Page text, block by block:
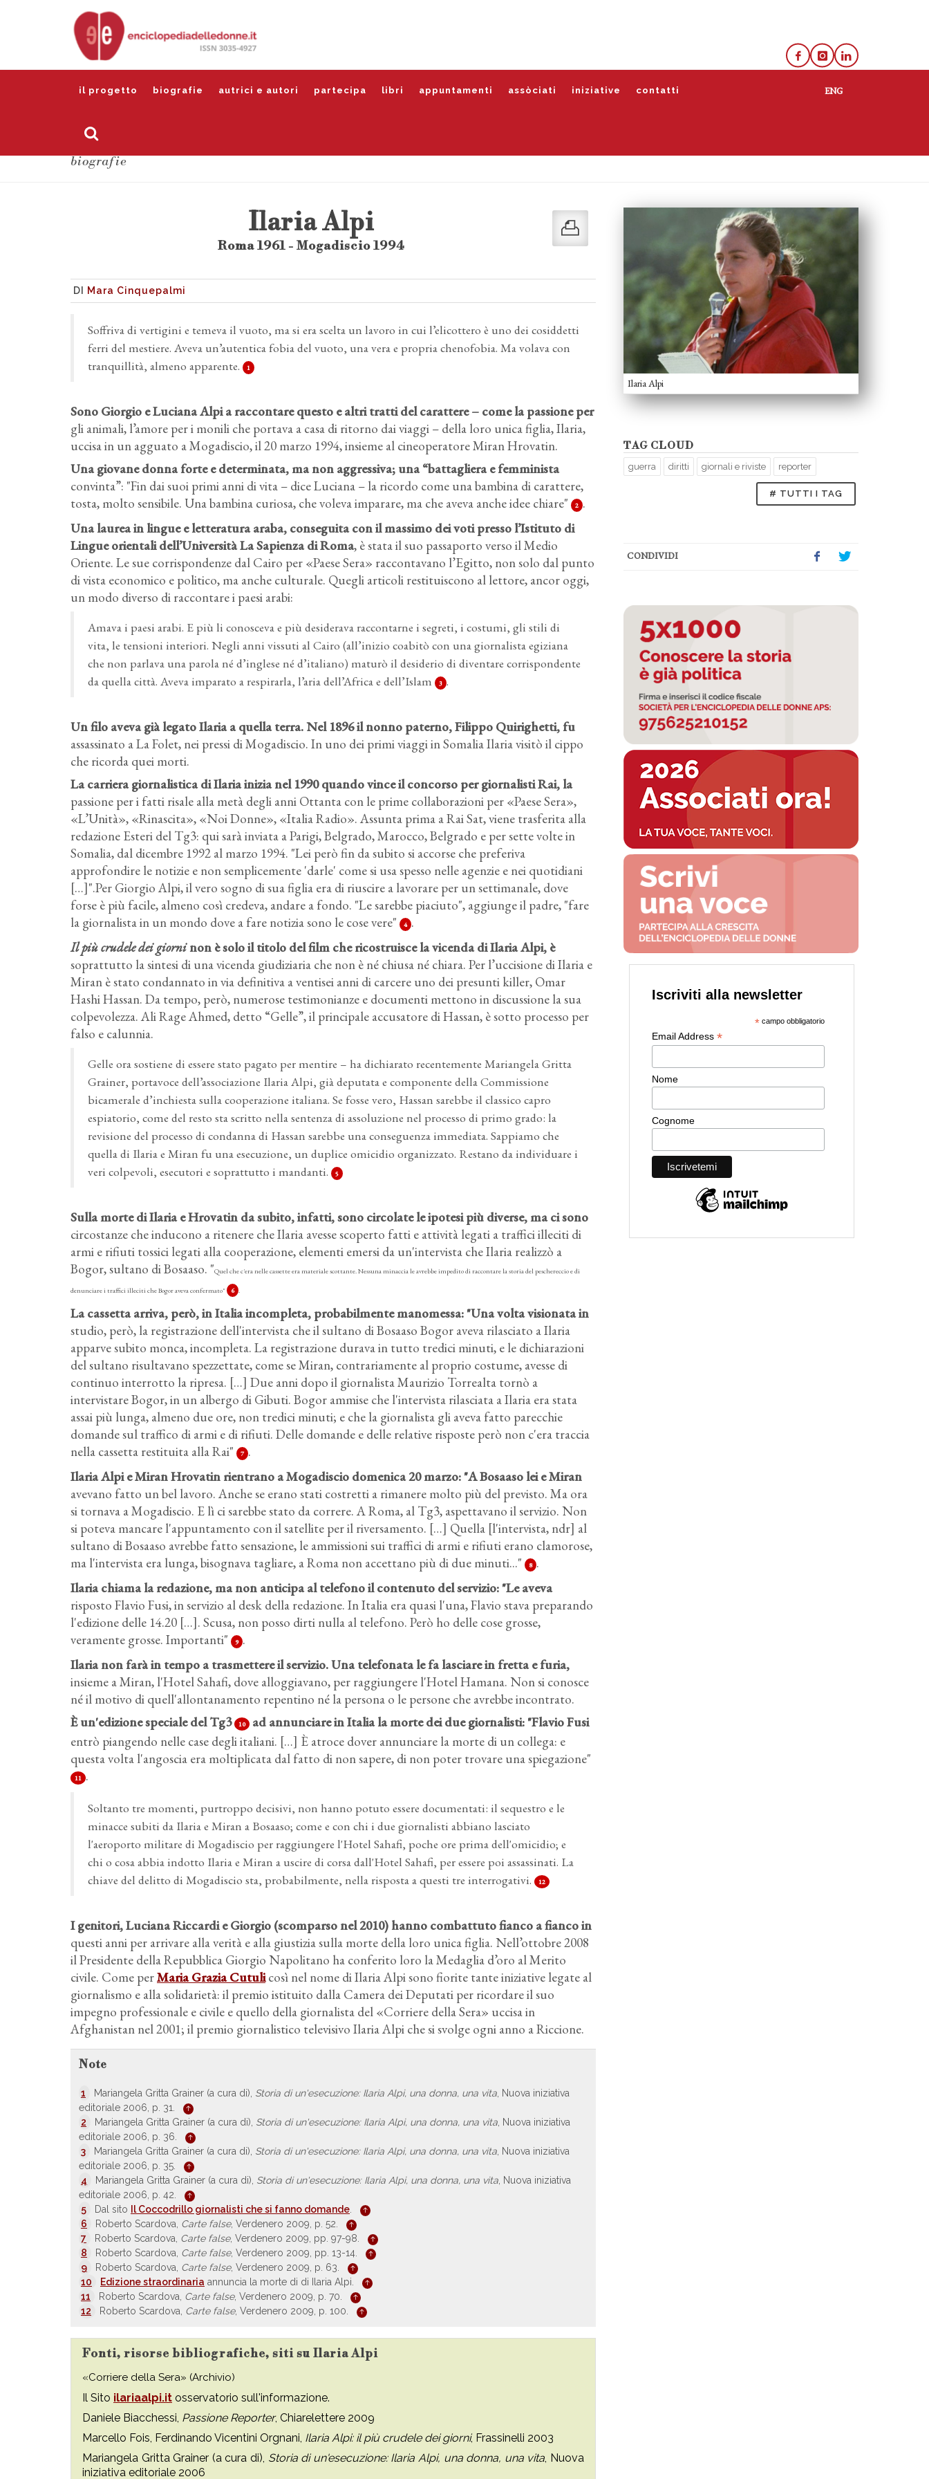
il progetto biografie autrici e autori partecipa libri appuntamenti assòciati iniziative contatti
biografie
Ilaria Alpi
TAG CLOUD
guerra diritti giornali e riviste reporter
# TUTTI I TAG
CONDIVIDI
Ilaria Alpi
Roma 1961 - Mogadiscio 1994
DI Mara Cinquepalmi
Soffriva di vertigini e temeva il vuoto, ma si era scelta un lavoro in cui l’elicottero è uno dei cosiddetti
ferri del mestiere. Aveva un’autentica fobia del vuoto, una vera e propria chenofobia. Ma volava con
tranquillità, almeno apparente.
1
Sono Giorgio e Luciana Alpi a raccontare questo e altri tratti del carattere– come la passione per
gli animali, l’amore per i monili che portava a casa di ritorno dai viaggi – della loro unica figlia, Ilaria,
uccisa in un agguato a Mogadiscio, il 20 marzo 1994, insieme al cineoperatore Miran Hrovatin.
Una giovane donna forte e determinata, ma non aggressiva; una “battagliera e femminista
convinta”: "Fin dai suoi primi anni di vita – dice Luciana – la ricordo come una bambina di carattere,
tosta, molto sensibile. Una bambina curiosa, che voleva imparare, ma che aveva anche idee chiare"
2 .
Una laurea in lingue e letteratura araba, conseguita con il massimo dei voti presso l’Istituto di
Lingue orientali dell’Università La Sapienza di Roma, è stata il suo passaporto verso il Medio
Oriente. Le sue corrispondenze dal Cairo per «Paese Sera» raccontavano l’Egitto, non solo dal punto
di vista economico e politico, ma anche culturale. Quegli articoli restituiscono al lettore, ancor oggi,
un modo diverso di raccontare i paesi arabi:
Amava i paesi arabi. E più li conosceva e più desiderava raccontarne i segreti, i costumi, gli stili di
vita, le tensioni interiori. Negli anni vissuti al Cairo (all’inizio coabitò con una giornalista egiziana
che non parlava una parola né d’inglese né d’italiano) maturò il desiderio di diventare corrispondente
da quella città. Aveva imparato a respirarla, l’aria dell’Africa e dell’Islam
3 .
Un filo aveva già legato Ilaria a quella terra. Nel 1896 il nonno paterno, Filippo Quirighetti, fu
assassinato a La Folet, nei pressi di Mogadiscio. In uno dei primi viaggi in Somalia Ilaria visitò il cippo
che ricorda quei morti.
La carriera giornalistica di Ilaria inizia nel 1990quando vince il concorso per giornalisti Rai, la
passione per i fatti risale alla metà degli anni Ottanta con le prime collaborazioni per «Paese Sera»,
«L’Unità», «Rinascita», «Noi Donne», «Italia Radio». Assunta prima a Rai Sat, viene trasferita alla
redazione Esteri del Tg3: qui sarà inviata a Parigi, Belgrado, Marocco, Belgrado e per sette volte in
Somalia, dal dicembre 1992 al marzo 1994. "Lei però fin da subito si accorse che preferiva
approfondire le notizie e non semplicemente 'darle' come si usa spesso nelle agenzie e nei quotidiani
[…]".Per Giorgio Alpi, il vero sogno di sua figlia era di riuscire a lavorare per un settimanale, dove
forse è più facile, almeno così credeva, andare a fondo. "Le sarebbe piaciuto", aggiunge il padre, "fare
la giornalista in un mondo dove a fare notizia sono le cose vere"
4 .
Il più crudele dei giorninon è solo il titolo del film che ricostruisce la vicenda di Ilaria Alpi, è
soprattutto la sintesi di una vicenda giudiziaria che non è né chiusa né chiara. Per l’uccisione di Ilaria e
Miran è stato condannato in via definitiva a ventisei anni di carcere uno dei presunti killer, Omar
Hashi Hassan. Da tempo, però, numerose testimonianze e documenti mettono in discussione la sua
colpevolezza. Ali Rage Ahmed, detto “Gelle”, il principale accusatore di Hassan, è sotto processo per
falso e calunnia.
Gelle ora sostiene di essere stato pagato per mentire – ha dichiarato recentemente Mariangela Gritta
Grainer, portavoce dell’associazione Ilaria Alpi, già deputata e componente della Commissione
bicamerale d’inchiesta sulla cooperazione italiana. Se fosse vero, Hassan sarebbe il classico capro
espiatorio, come del resto sta scritto nella sentenza di assoluzione nel processo di primo grado: la
revisione del processo di condanna di Hassan sarebbe una conseguenza immediata. Sappiamo che
quella di Ilaria e Miran fu una esecuzione, un duplice omicidio organizzato. Restano da individuare i
veri colpevoli, esecutori e soprattutto i mandanti.
5
Sulla morte di Ilaria e Hrovatin da subito, infatti, sono circolate le ipotesi più diverse, ma ci sono
circostanze che inducono a ritenere che Ilaria avesse scoperto fatti e attività legati a traffici illeciti di
armi e rifiuti tossici legati alla cooperazione, elementi emersi da un'intervista che Ilaria realizzò a
Bogor, sultano di Bosaaso. "Quel che c'era nelle cassette era materiale scottante. Nessuna minaccia le avrebbe impedito di raccontare la storia del peschereccio e di
denunciare i traffici illeciti che Bogor aveva confermato" 6 .
La cassetta arriva, però, in Italia incompleta, probabilmente manomessa: "Una volta visionata in
studio, però, la registrazione dell'intervista che il sultano di Bosaaso Bogor aveva rilasciato a Ilaria
apparve subito monca, incompleta. La registrazione durava in tutto tredici minuti, e le dichiarazioni
del sultano risultavano spezzettate, come se Miran, contrariamente al proprio costume, avesse di
continuo interrotto la ripresa. […] Due anni dopo il giornalista Maurizio Torrealta tornò a
intervistare Bogor, in un albergo di Gibuti. Bogor ammise che l'intervista rilasciata a Ilaria era stata
assai più lunga, almeno due ore, non tredici minuti; e che la giornalista gli aveva fatto parecchie
domande sul traffico di armi e di rifiuti. Delle domande e delle relative risposte però non c'era traccia
nella cassetta restituita alla Rai"
7 .
Ilaria Alpi e Miran Hrovatin rientrano a Mogadiscio domenica 20 marzo: "A Bosaaso lei e Miran
avevano fatto un bel lavoro. Anche se erano stati costretti a rimanere molto più del previsto. Ma ora
si tornava a Mogadiscio. E lì ci sarebbe stato da correre. A Roma, al Tg3, aspettavano il servizio. Non
si poteva mancare l'appuntamento con il satellite per il riversamento. […] Quella [l'intervista, ndr] al
sultano di Bosaaso avrebbe fatto sensazione, le ammissioni sui traffici di armi e rifiuti erano clamorose,
ma l'intervista era lunga, bisognava tagliare, a Roma non accettano più di due minuti..."
8 .
Ilaria chiama la redazione, ma non anticipa al telefono il contenuto del servizio: "Le aveva
risposto Flavio Fusi, in servizio al desk della redazione. In Italia era quasi l'una, Flavio stava preparando
l'edizione delle 14.20 […]. Scusa, non posso dirti nulla al telefono. Però ho delle cose grosse,
veramente grosse. Importanti"
9 .
Ilaria non farà in tempo a trasmettere il servizio. Una telefonata le fa lasciare in fretta e furia,
insieme a Miran, l'Hotel Sahafi, dove alloggiavano, per raggiungere l'Hotel Hamana. Non si conosce
né il motivo di quell'allontanamento repentino né la persona o le persone che avrebbe incontrato.
È un'edizione speciale del Tg3
10 ad annunciare in Italia la morte dei due giornalisti: "Flavio Fusi
entrò piangendo nelle case degli italiani. […] È atroce dover annunciare la morte di un collega: e
questa volta l'angoscia era moltiplicata dal fatto di non sapere, di non poter trovare una spiegazione"
11 .
Soltanto tre momenti, purtroppo decisivi, non hanno potuto essere documentati: il sequestro e le
minacce subiti da Ilaria e Miran a Bosaaso; come e con chi i due giornalisti abbiano lasciato
l'aeroporto militare di Mogadiscio per raggiungere l'Hotel Sahafi, poche ore prima dell'omicidio; e
chi o cosa abbia indotto Ilaria e Miran a uscire di corsa dall'Hotel Sahafi, per essere poi assassinati. La
chiave del delitto di Mogadiscio sta, probabilmente, nella risposta a questi tre interrogativi.
12
I genitori, Luciana Riccardi e Giorgio (scomparso nel 2010) hanno combattuto fianco a fianco in
questi anni per arrivare alla verità e alla giustizia sulla morte della loro unica figlia. Nell’ottobre 2008
il Presidente della Repubblica Giorgio Napolitano ha conferito loro la Medaglia d’oro al Merito
civile. Come perMaria Grazia Cutulicosì nel nome di Ilaria Alpi sono fiorite tante iniziative legate al
giornalismo e alla solidarietà: il premio istituito dalla Camera dei Deputati per ricordare il suo
impegno professionale e civile e quello della giornalista del «Corriere della Sera» uccisa in
Afghanistan nel 2001; il premio giornalistico televisivo Ilaria Alpi che si svolge ogni anno a Riccione.
Note
1 Mariangela Gritta Grainer (a cura di), Storia di un'esecuzione: Ilaria Alpi, una donna, una vita , Nuova iniziativa
editoriale 2006, p. 31.
2
Mariangela Gritta Grainer (a cura di), Storia di un'esecuzione: Ilaria Alpi, una donna, una vita , Nuova iniziativa
editoriale 2006, p. 36.
3
Mariangela Gritta Grainer (a cura di), Storia di un'esecuzione: Ilaria Alpi, una donna, una vita , Nuova iniziativa
editoriale 2006, p. 35.
4
Mariangela Gritta Grainer (a cura di), Storia di un'esecuzione: Ilaria Alpi, una donna, una vita , Nuova iniziativa
editoriale 2006, p. 42.
5
Dal sito Il Coccodrillo giornalisti che si fanno domande
6
Roberto Scardova, Carte false, Verdenero 2009, p. 52.
7
Roberto Scardova, Carte false, Verdenero 2009, pp. 97-98.
8
Roberto Scardova, Carte false, Verdenero 2009, pp. 13-14.
9
Roberto Scardova, Carte false, Verdenero 2009, p. 63.
10
Edizione straordinaria annuncia la morte di di Ilaria Alpi.
11
Roberto Scardova, Carte false, Verdenero 2009, p. 70.
12
Roberto Scardova, Carte false, Verdenero 2009, p. 100.
Fonti, risorse bibliografiche, siti su Ilaria Alpi
«Corriere della Sera» (Archivio)
Il Sito ilariaalpi.it osservatorio sull'informazione.
Daniele Biacchessi, Passione Reporter, Chiarelettere 2009
Marcello Fois, Ferdinando Vicentini Orgnani, Ilaria Alpi: il più crudele dei giorni, Frassinelli 2003
Mariangela Gritta Grainer (a cura di), Storia di un'esecuzione: Ilaria Alpi, una donna, una vita, Nuova
iniziativa editoriale 2006